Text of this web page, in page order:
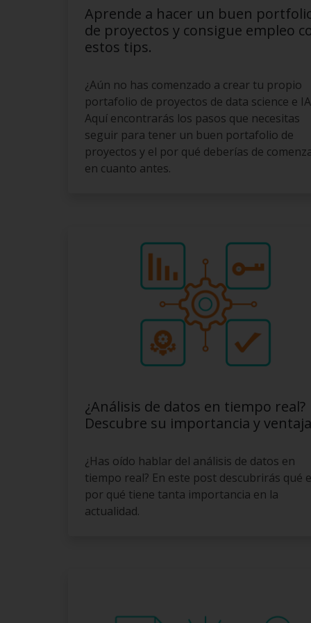
Aprende a hacer un buen
de proyectos y consigue empleo
estos tips.
¿Aún no has comenzado a crear tu propio
portafolio de proyectos de data science e
Aquí encontrarás los pasos que necesitas
seguir para tener un buen portafolio de
proyectos y el por qué deberías de
en cuanto antes.
¿Análisis de datos en tiempo real?
Descubre su importancia y
¿Has oído hablar del análisis de datos en
tiempo real? En este post descubrirás qué
por qué tiene tanta importancia en la
actualidad.